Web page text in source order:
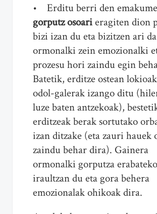
• Erditu berri den
gorputz osoarieragiten dion
bizi izan du eta bizitzen ari
ormonalki zein emozionalki
prozesu hori zaindu egin
Batetik, erditze ostean
odol-galerak izango ditu
luze baten antzekoak),
erditzeak berak sortutako
izan ditzake (eta zauri hauek
zaindu behar dira). Gainera
ormonalki gorputza erabateko
iraultzan du eta gora behera
emozionalak ohikoak dira.